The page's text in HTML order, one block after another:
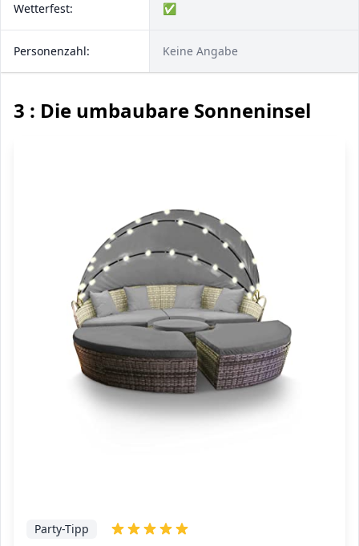
Wetterfest: ✅
Personenzahl: Keine Angabe
3 : Die umbaubare Sonneninsel
Party-Tipp